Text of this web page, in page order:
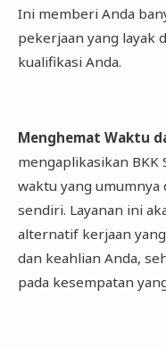
Ini memberi Anda
pekerjaan yang layak
kualifikasi Anda.
Menghemat Waktu
mengaplikasikan BKK
waktu yang
sendiri. Layanan ini
alternatif kerjaan
dan keahlian Anda,
pada kesempatan